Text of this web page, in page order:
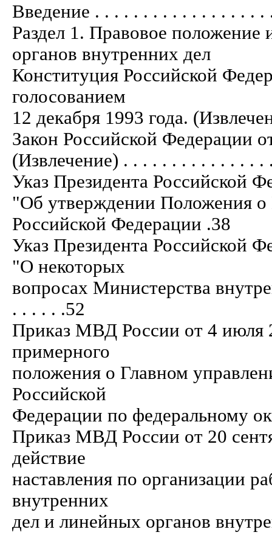
Введение . . . . . . . . . . . . . . . . .
Раздел 1. Правовое положение
органов внутренних дел
Конституция Российской
голосованием
12 декабря 1993 года.
Закон Российской Федерации
(Извлечение) . . . . . . . . . . . . . .
Указ Президента Российской
"Об утверждении Положения о
Российской Федерации .38
Указ Президента Российской
"О некоторых
вопросах Министерства
. . . . . .52
Приказ МВД России от 4 июля
примерного
положения о Главном
Российской
Федерации по федеральному
Приказ МВД России от 20
действие
наставления по организации
внутренних
дел и линейных органов